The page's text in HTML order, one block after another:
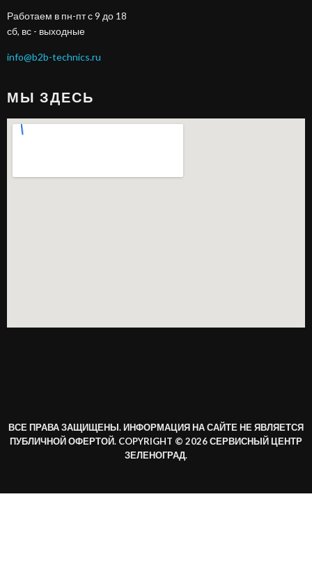
Работаем в пн-пт с 9 до 18
сб, вс - выходные
info@b2b-technics.ru
МЫ ЗДЕСЬ
ВСЕ ПРАВА ЗАЩИЩЕНЫ. ИНФОРМАЦИЯ НА САЙТЕ НЕ ЯВЛЯЕТСЯ
ПУБЛИЧНОЙ ОФЕРТОЙ. COPYRIGHT © 2026 СЕРВИСНЫЙ ЦЕНТР
ЗЕЛЕНОГРАД.